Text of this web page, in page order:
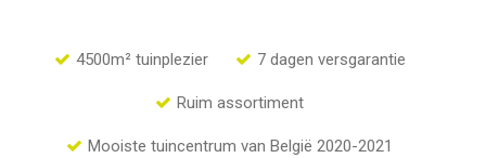
4500m² tuinplezier 7 dagen versgarantie
Ruim assortiment
Mooiste tuincentrum van België 2020-2021